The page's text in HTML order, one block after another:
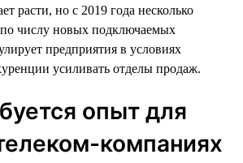
расти, но с 2019 года несколько
по числу новых подключаемых
предприятия в условиях
усиливать отделы продаж.
опыт для
компаниях